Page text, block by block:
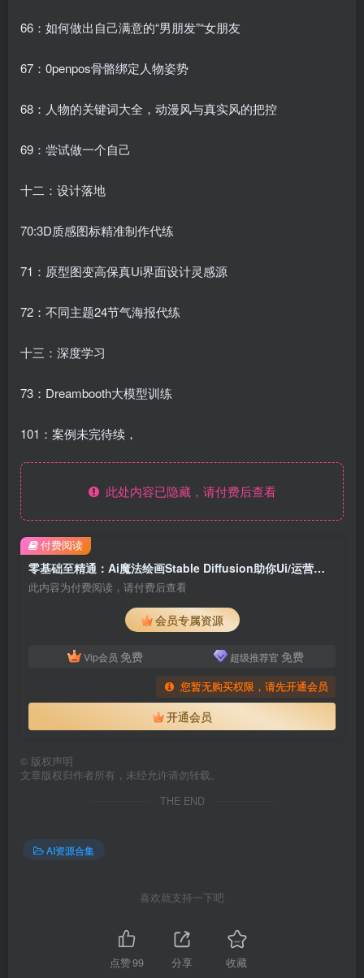
66：如何做出自己满意的“男朋发”“女朋友
67：0penpos骨骼绑定人物姿势
68：人物的关键词大全，动漫风与真实风的把控
69：尝试做一个自己
十二：设计落地
70:3D质感图标精准制作代练
71：原型图变高保真Ui界面设计灵感源
72：不同主题24节气海报代练
十三：深度学习
73：Dreambooth大模型训练
101：案例未完待续，
此处内容已隐藏，请付费后查看
零基础至精通：Ai魔法绘画Stable Diffusion助你Ui/运营作品集快速提升
此内容为付费阅读，请付费后查看
会员专属资源
Vip会员 免费 超级推荐官 免费
您暂无购买权限，请先开通会员
开通会员
付费阅读
© 版权声明
文章版权归作者所有，未经允许请勿转载。
THE END
AI资源合集
喜欢就支持一下吧
点赞99 分享 收藏